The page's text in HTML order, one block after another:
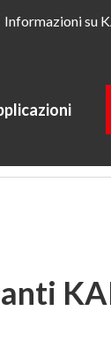
Informazioni su